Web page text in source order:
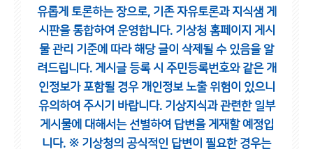
유롭게 토론하는 장으로, 기존 자유토론과 지식샘 게
시판을 통합하여 운영합니다. 기상청 홈페이지 게시
물 관리 기준에 따라 해당 글이 삭제될 수 있음을 알
려드립니다. 게시글 등록 시 주민등록번호와 같은 개
인정보가 포함될 경우 개인정보 노출 위험이 있으니
유의하여 주시기 바랍니다. 기상지식과 관련한 일부
게시물에 대해서는 선별하여 답변을 게재할 예정입
니다. ※ 기상청의 공식적인 답변이 필요한 경우는